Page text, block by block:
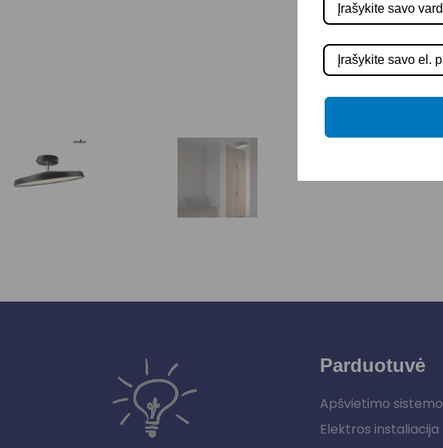
Parduotuvė
Apšvietimo
Elektros instaliacija